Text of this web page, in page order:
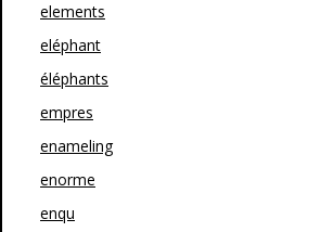
elements
eléphant
éléphants
empres
enameling
enorme
enqu